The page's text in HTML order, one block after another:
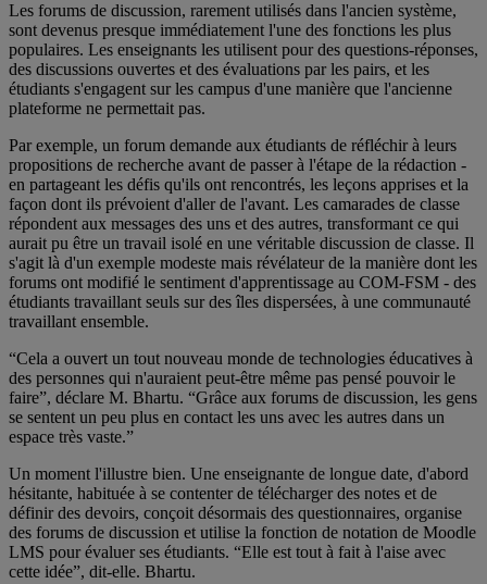
Les forums de discussion, rarement utilisés dans l'ancien système,
sont devenus presque immédiatement l'une des fonctions les plus
populaires. Les enseignants les utilisent pour des questions-réponses,
des discussions ouvertes et des évaluations par les pairs, et les
étudiants s'engagent sur les campus d'une manière que l'ancienne
plateforme ne permettait pas.
Par exemple, un forum demande aux étudiants de réfléchir à leurs
propositions de recherche avant de passer à l'étape de la rédaction -
en partageant les défis qu'ils ont rencontrés, les leçons apprises et la
façon dont ils prévoient d'aller de l'avant. Les camarades de classe
répondent aux messages des uns et des autres, transformant ce qui
aurait pu être un travail isolé en une véritable discussion de classe. Il
s'agit là d'un exemple modeste mais révélateur de la manière dont les
forums ont modifié le sentiment d'apprentissage au COM-FSM - des
étudiants travaillant seuls sur des îles dispersées, à une communauté
travaillant ensemble.
“Cela a ouvert un tout nouveau monde de technologies éducatives à
des personnes qui n'auraient peut-être même pas pensé pouvoir le
faire”, déclare M. Bhartu. “Grâce aux forums de discussion, les gens
se sentent un peu plus en contact les uns avec les autres dans un
espace très vaste.”
Un moment l'illustre bien. Une enseignante de longue date, d'abord
hésitante, habituée à se contenter de télécharger des notes et de
définir des devoirs, conçoit désormais des questionnaires, organise
des forums de discussion et utilise la fonction de notation de Moodle
LMS pour évaluer ses étudiants. “Elle est tout à fait à l'aise avec
cette idée”, dit-elle. Bhartu.